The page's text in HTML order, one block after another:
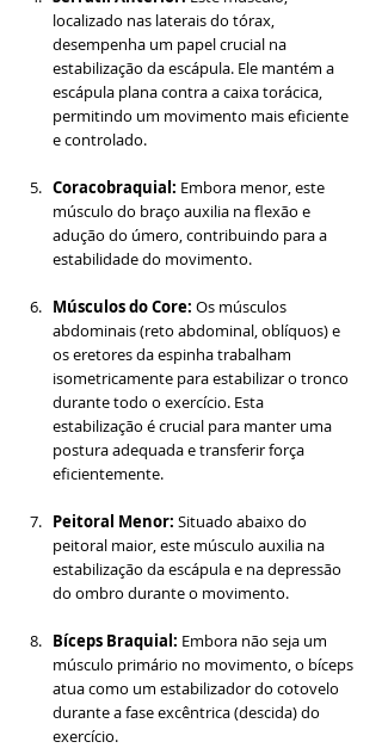
localizado nas laterais do tórax,
desempenha um papel crucial na
estabilização da escápula. Ele mantém a
escápula plana contra a caixa torácica,
permitindo um movimento mais eficiente
e controlado.
Coracobraquial: Embora menor, este
músculo do braço auxilia na flexão e
adução do úmero, contribuindo para a
estabilidade do movimento.
Músculos do Core: Os músculos
abdominais (reto abdominal, oblíquos) e
os eretores da espinha trabalham
isometricamente para estabilizar o tronco
durante todo o exercício. Esta
estabilização é crucial para manter uma
postura adequada e transferir força
eficientemente.
Peitoral Menor: Situado abaixo do
peitoral maior, este músculo auxilia na
estabilização da escápula e na depressão
do ombro durante o movimento.
Bíceps Braquial: Embora não seja um
músculo primário no movimento, o bíceps
atua como um estabilizador do cotovelo
durante a fase excêntrica (descida) do
exercício.